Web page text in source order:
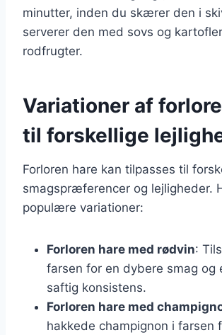
minutter, inden du skærer den i
serverer den med sovs og
rodfrugter.
Variationer af
til forskellige
Forloren hare kan tilpasses til
smagspræferencer og lejligheder.
populære variationer:
Forloren hare med rødvin:
farsen for en dybere smag og
saftig konsistens.
Forloren hare med
hakkede champignon i farsen